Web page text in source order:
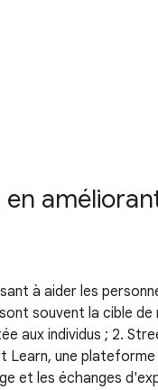
à aider les
souvent la cible
aux individus ; 2.
une
et les échanges